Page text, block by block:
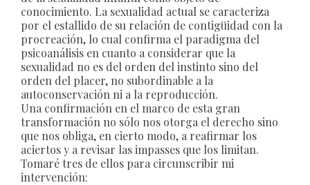
conocimiento. La sexualidad actual se caracteriza
por el estallido de su relación de contigüidad con la
procreación, lo cual confirma el paradigma del
psicoanálisis en cuanto a considerar que la
sexualidad no es del orden del instinto sino del
orden del placer, no subordinable a la
autoconservación ni a la reproducción.
Una confirmación en el marco de esta gran
transformación no sólo nos otorga el derecho sino
que nos obliga, en cierto modo, a reafirmar los
aciertos y a revisar las impasses que los limitan.
Tomaré tres de ellos para circunscribir mi
intervención: